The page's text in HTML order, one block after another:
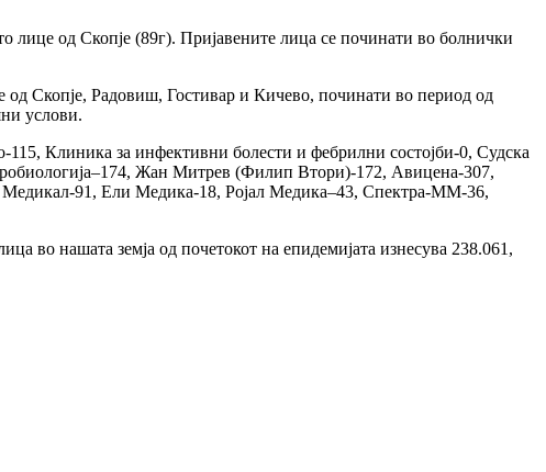
лице од Скопје (89г). Пријавените лица се починати во болнички
Скопје, Радовиш, Гостивар и Кичево, починати во период од
услови.
Клиника за инфективни болести и фебрилни состојби-0, Судска
Жан Митрев (Филип Втори)-172, Авицена-307,
91, Ели Медика-18, Ројал Медика–43, Спектра-ММ-36,
во нашата земја од почетокот на епидемијата изнесува 238.061,